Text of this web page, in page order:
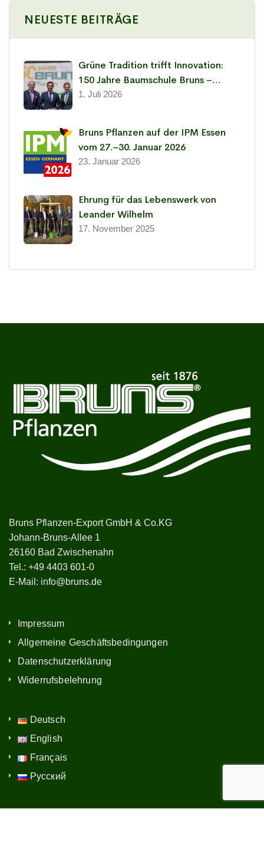
NEUESTE BEITRÄGE
Grüne Tradition trifft Innovation:
150 Jahre Baumschule Bruns –
Leidenschaft für Pflanzen seit 1876
1. Juli 2026
Bruns Pflanzen auf der IPM Essen
vom 27.–30. Januar 2026
23. Januar 2026
Ehrung für das Lebenswerk von
Leander Wilhelm
17. November 2025
Bruns Pflanzen-Export GmbH & Co.KG
Johann-Bruns-Allee 1
26160 Bad Zwischenahn
Tel.: +49 4403 601-0
E-Mail: info@bruns.de
Impressum
Allgemeine Geschäftsbedingungen
Datenschutzerklärung
Widerrufsbelehrung
Deutsch
English
Français
Русский